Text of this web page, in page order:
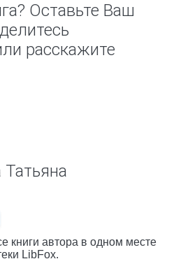
Оставьте Ваш
расскажите
Татьяна
книги автора в одном месте
LibFox.